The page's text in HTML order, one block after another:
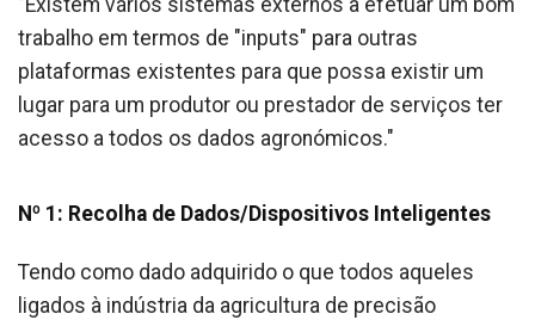
trabalho em termos de "inputs" para outras
plataformas existentes para que possa existir um
lugar para um produtor ou prestador de serviços ter
acesso a todos os dados agronómicos."
Nº 1: Recolha de Dados/Dispositivos Inteligentes
Tendo como dado adquirido o que todos aqueles
ligados à indústria da agricultura de precisão